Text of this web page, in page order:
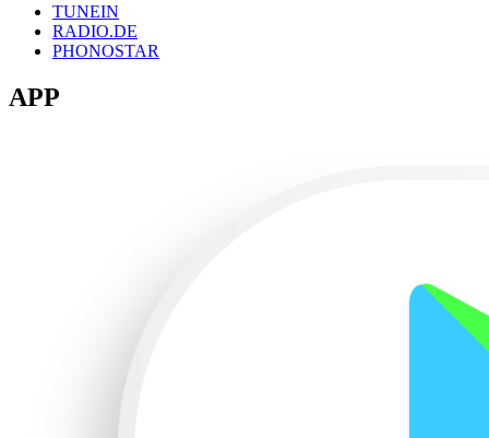
TUNEIN
RADIO.DE
PHONOSTAR
APP